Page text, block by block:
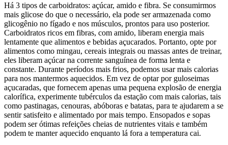
Há 3 tipos de carboidratos: açúcar, amido e fibra. Se consumirmos
mais glicose do que o necessário, ela pode ser armazenada como
glicogênio no fígado e nos músculos, prontos para uso posterior.
Carboidratos ricos em fibras, com amido, liberam energia mais
lentamente que alimentos e bebidas açucarados. Portanto, opte por
alimentos como mingau, cereais integrais ou massas antes de treinar,
eles liberam açúcar na corrente sanguínea de forma lenta e
constante. Durante períodos mais frios, podemos usar mais calorias
para nos mantermos aquecidos. Em vez de optar por guloseimas
açucaradas, que fornecem apenas uma pequena explosão de energia
calorífica, experimente tubérculos da estação com mais calorias, tais
como pastinagas, cenouras, abóboras e batatas, para te ajudarem a se
sentir satisfeito e alimentado por mais tempo. Ensopados e sopas
podem ser ótimas refeições cheias de nutrientes vitais e também
podem te manter aquecido enquanto lá fora a temperatura cai.